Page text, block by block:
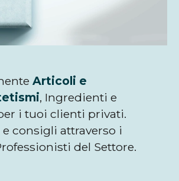
Articoli e
, Ingredienti e
i tuoi clienti privati.
consigli attraverso i
del Settore.